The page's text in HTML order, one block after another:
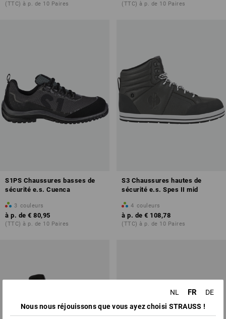
(TTC) à p. de 10 Paires (TTC) à p. de 10 Paires
S1PS Chaussures basses de
sécurité e.s. Cuenca
3 couleurs
à p. de € 80,95
(TTC) à p. de 10 Paires
S3 Chaussures hautes de
sécurité e.s. Spes II mid
4 couleurs
à p. de € 108,78
(TTC) à p. de 10 Paires
NL FR
DE
Nous nous réjouissons que vous ayez choisi STRAUSS !